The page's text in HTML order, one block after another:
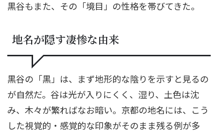
黒谷もまた、その「境目」の性格を帯びてきた。
地名が隠す凄惨な由来
黒谷の「黒」は、まず地形的な陰りを示すと見るの
が自然だ。谷は光が入りにくく、湿り、土色は沈
み、木々が繁ればなお暗い。京都の地名には、こう
した視覚的・感覚的な印象がそのまま残る例が多